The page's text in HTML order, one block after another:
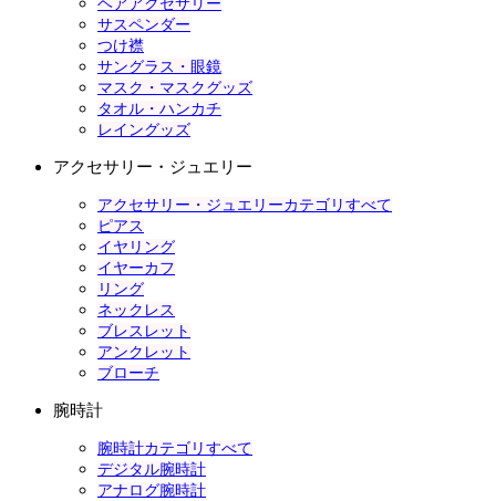
ヘアアクセサリー
サスペンダー
つけ襟
サングラス・眼鏡
マスク・マスクグッズ
タオル・ハンカチ
レイングッズ
アクセサリー・ジュエリー
アクセサリー・ジュエリーカテゴリすべて
ピアス
イヤリング
イヤーカフ
リング
ネックレス
ブレスレット
アンクレット
ブローチ
腕時計
腕時計カテゴリすべて
デジタル腕時計
アナログ腕時計